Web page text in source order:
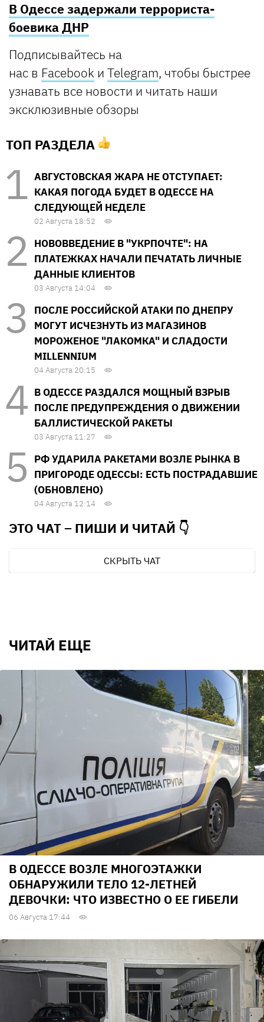
В Одессе задержали террориста-
боевика ДНР
Подписывайтесь на
нас в Facebook и Telegram, чтобы быстрее
узнавать все новости и читать наши
эксклюзивные обзоры
ТОП РАЗДЕЛА
АВГУСТОВСКАЯ ЖАРА НЕ ОТСТУПАЕТ:
КАКАЯ ПОГОДА БУДЕТ В ОДЕССЕ НА
СЛЕДУЮЩЕЙ НЕДЕЛЕ
02 Августа 18:52
НОВОВВЕДЕНИЕ В "УКРПОЧТЕ": НА
ПЛАТЕЖКАХ НАЧАЛИ ПЕЧАТАТЬ ЛИЧНЫЕ
ДАННЫЕ КЛИЕНТОВ
03 Августа 14:04
ПОСЛЕ РОССИЙСКОЙ АТАКИ ПО ДНЕПРУ
МОГУТ ИСЧЕЗНУТЬ ИЗ МАГАЗИНОВ
МОРОЖЕНОЕ "ЛАКОМКА" И СЛАДОСТИ
MILLENNIUM
04 Августа 20:15
В ОДЕССЕ РАЗДАЛСЯ МОЩНЫЙ ВЗРЫВ
ПОСЛЕ ПРЕДУПРЕЖДЕНИЯ О ДВИЖЕНИИ
БАЛЛИСТИЧЕСКОЙ РАКЕТЫ
03 Августа 11:27
РФ УДАРИЛА РАКЕТАМИ ВОЗЛЕ РЫНКА В
ПРИГОРОДЕ ОДЕССЫ: ЕСТЬ ПОСТРАДАВШИЕ
(ОБНОВЛЕНО)
04 Августа 12:14
ЭТО ЧАТ – ПИШИ И ЧИТАЙ 👇
СКРЫТЬ ЧАТ
ЧИТАЙ ЕЩЕ
В ОДЕССЕ ВОЗЛЕ МНОГОЭТАЖКИ
ОБНАРУЖИЛИ ТЕЛО 12-ЛЕТНЕЙ
ДЕВОЧКИ: ЧТО ИЗВЕСТНО О ЕЕ ГИБЕЛИ
06 Августа 17:44